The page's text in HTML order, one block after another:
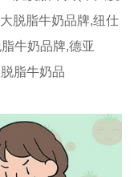
脱脂牛奶品牌,纽仕
牛奶品牌,德亚
脂牛奶品